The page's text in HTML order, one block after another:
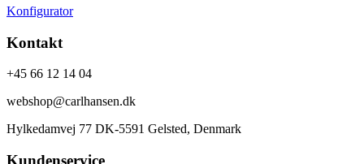
Konfigurator
Kontakt
+45 66 12 14 04
webshop@carlhansen.dk
Hylkedamvej 77 DK-5591 Gelsted, Denmark
Kundenservice